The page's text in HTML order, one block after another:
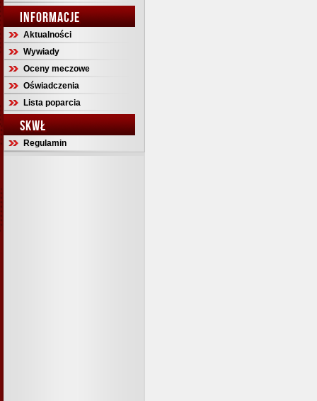
INFORMACJE
Aktualności
Wywiady
Oceny meczowe
Oświadczenia
Lista poparcia
SKWŁ
Regulamin